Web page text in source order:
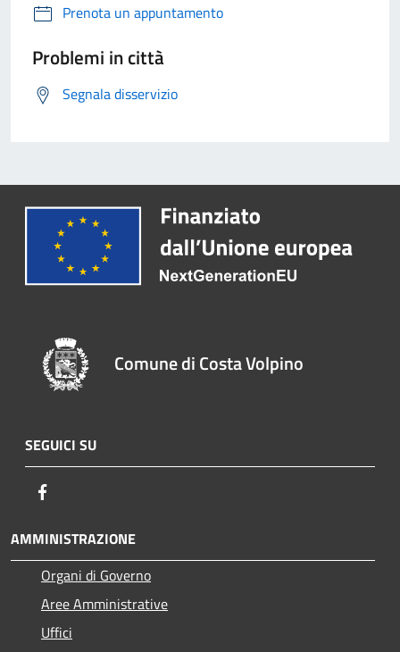
Prenota un appuntamento
Problemi in città
Segnala disservizio
Comune di Costa Volpino
SEGUICI SU
AMMINISTRAZIONE
Organi di Governo
Aree Amministrative
Uffici